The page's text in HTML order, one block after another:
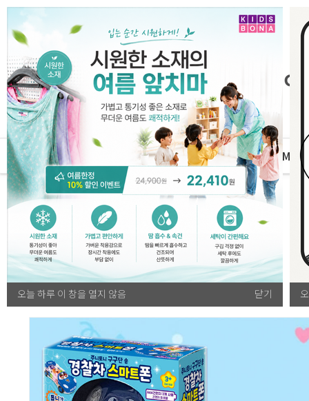
오늘 하루 이 창을 열지 않음 닫기
전체카테고리 자체운영 MD
문구/완구 기본 완구류